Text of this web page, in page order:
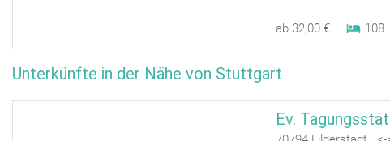
ab 32,00 € 108
Unterkünfte in der Nähe von Stuttgart
Ev.